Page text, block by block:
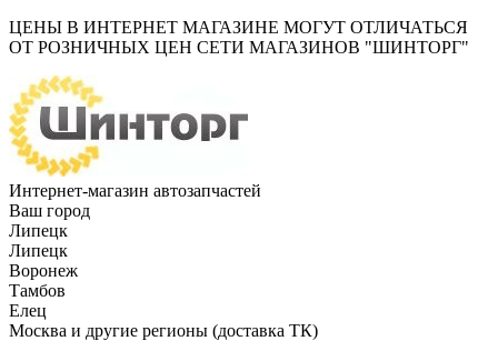
ЦЕНЫ В ИНТЕРНЕТ МАГАЗИНЕ МОГУТ ОТЛИЧАТЬСЯ
ОТ РОЗНИЧНЫХ ЦЕН СЕТИ МАГАЗИНОВ "ШИНТОРГ"
Интернет-магазин автозапчастей
Ваш город
Липецк
Липецк
Воронеж
Тамбов
Елец
Москва и другие регионы (доставка ТК)